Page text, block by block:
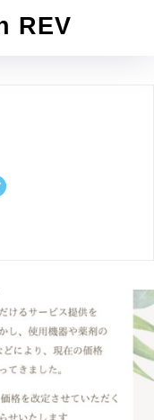
REV